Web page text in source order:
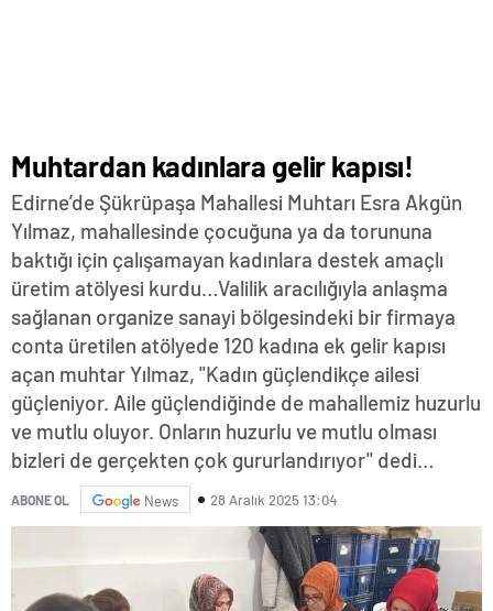
Muhtardan kadınlara gelir kapısı!
Edirne’de Şükrüpaşa Mahallesi Muhtarı Esra Akgün
Yılmaz, mahallesinde çocuğuna ya da torununa
baktığı için çalışamayan kadınlara destek amaçlı
üretim atölyesi kurdu…Valilik aracılığıyla anlaşma
sağlanan organize sanayi bölgesindeki bir firmaya
conta üretilen atölyede 120 kadına ek gelir kapısı
açan muhtar Yılmaz, "Kadın güçlendikçe ailesi
güçleniyor. Aile güçlendiğinde de mahallemiz huzurlu
ve mutlu oluyor. Onların huzurlu ve mutlu olması
bizleri de gerçekten çok gururlandırıyor" dedi…
ABONE OL News 28 Aralık 2025 13:04